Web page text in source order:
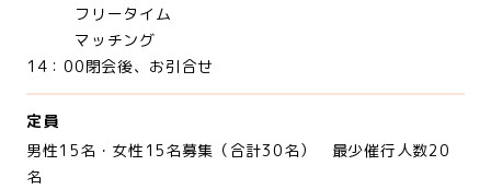
フリータイム
マッチング
14：00閉会後、お引合せ
定員
男性15名・女性15名募集（合計30名） 最少催行人数20
名